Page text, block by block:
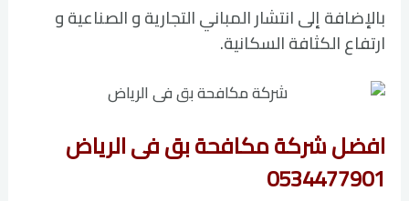
بالإضافة إلى انتشار المباني التجارية و الصناعية و
ارتفاع الكثافة السكانية.
افضل شركة مكافحة بق فى الرياض
0534477901